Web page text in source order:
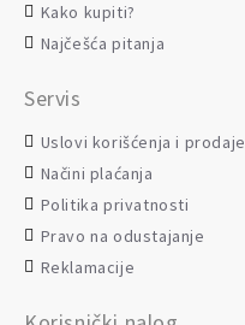
Kako kupiti?
Najčešća pitanja
Servis
Uslovi korišćenja i prodaje
Načini plaćanja
Politika privatnosti
Pravo na odustajanje
Reklamacije